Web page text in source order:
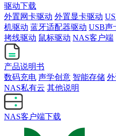
驱动下载
外置网卡驱动 外置显卡驱动
机驱动 蓝牙适配器驱动 USB声
拷线驱动 鼠标驱动 NAS客户端
产品说明书
数码充电 声学创意 智能存储
NAS私有云 其他说明
NAS客户端下载